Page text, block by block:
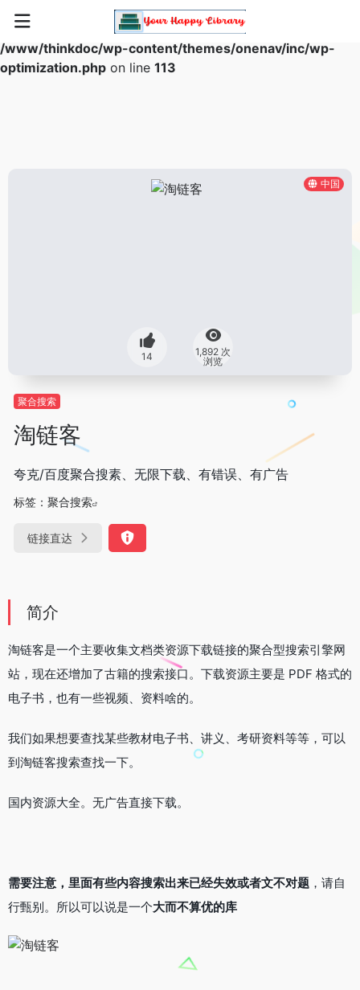
Warning
: Array to string conversion in
/www/thinkdoc/wp-content/themes/onenav/inc/wp-
optimization.php on line 113
中国
14
1,892 次
浏览
聚合搜索
淘链客
夸克/百度聚合搜素、无限下载、有错误、有广告
标签： 聚合搜索
链接直达
简介
淘链客是一个主要收集文档类资源下载链接的聚合型搜索引擎网
站，现在还增加了古籍的搜索接口。下载资源主要是 PDF 格式的
电子书，也有一些视频、资料啥的。
我们如果想要查找某些教材电子书、讲义、考研资料等等，可以
到淘链客搜索查找一下。
国内资源大全。无广告直接下载。
需要注意，里面有些内容搜索出来已经失效或者文不对题 ，请自
行甄别。所以可以说是一个大而不算优的库